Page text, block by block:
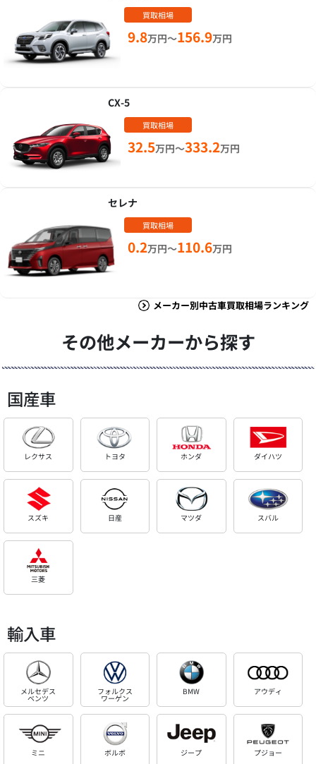
買取相場
9.8万円～156.9万円
CX-5
買取相場
32.5万円～333.2万円
セレナ
買取相場
0.2万円～110.6万円
メーカー別中古車買取相場ランキング
その他メーカーから探す
国産車
レクサス トヨタ ホンダ ダイハツ
スズキ 日産 マツダ スバル
三菱
輸入車
メルセデス
ベンツ
フォルクス
ワーゲン
BMW アウディ
ミニ ボルボ ジープ プジョー